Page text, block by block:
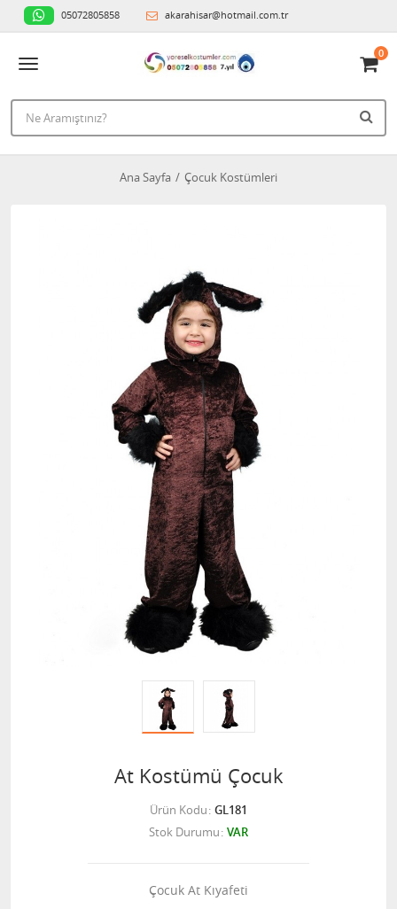
05072805858 akarahisar@hotmail.com.tr
0
Ana Sayfa Çocuk Kostümleri
At Kostümü Çocuk
Ürün Kodu GL181
Stok Durumu VAR
Çocuk At Kıyafeti